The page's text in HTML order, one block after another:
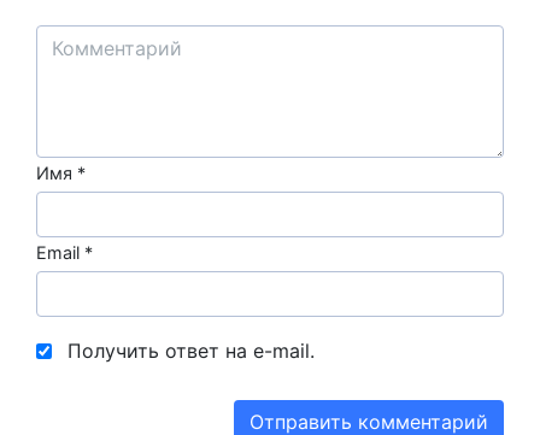
Имя *
Email *
Получить ответ на e-mail.